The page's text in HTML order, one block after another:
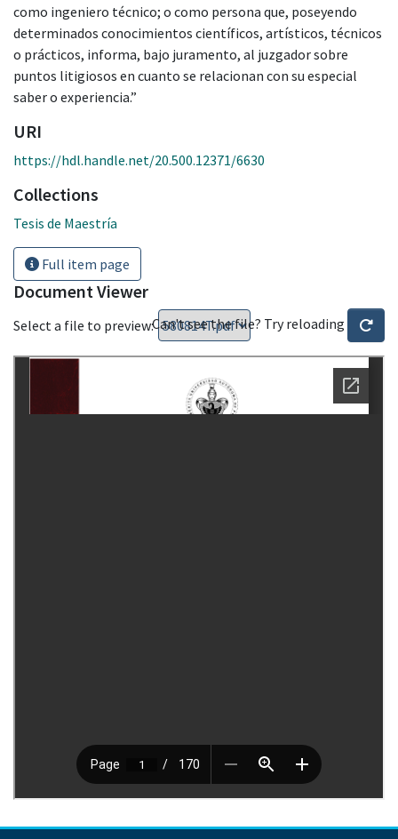
como ingeniero técnico; o como persona que, poseyendo
determinados conocimientos científicos, artísticos, técnicos
o prácticos, informa, bajo juramento, al juzgador sobre
puntos litigiosos en cuanto se relacionan con su especial
saber o experiencia.”
URI
https://hdl.handle.net/20.500.12371/6630
Collections
Tesis de Maestría
Full item page
Document Viewer
Select a file to preview:Can't see the file? Try reloading